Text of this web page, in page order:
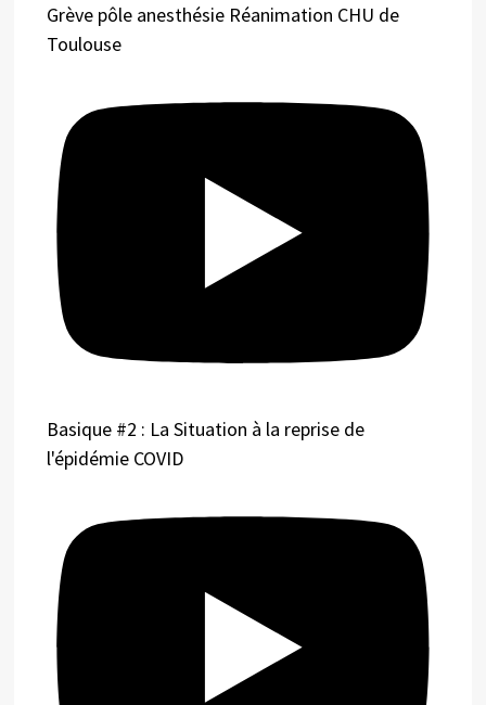
Grève pôle anesthésie Réanimation CHU de
Toulouse
Basique #2 : La Situation à la reprise de
l'épidémie COVID